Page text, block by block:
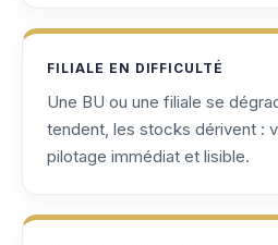
FILIALE EN DIFFICULTÉ
Une BU ou une filiale se
tendent, les stocks dérivent :
pilotage immédiat et lisible.